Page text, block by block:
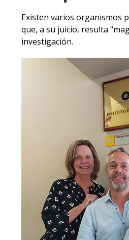
Existen varios organismos
que, a su juicio, resulta
investigación.